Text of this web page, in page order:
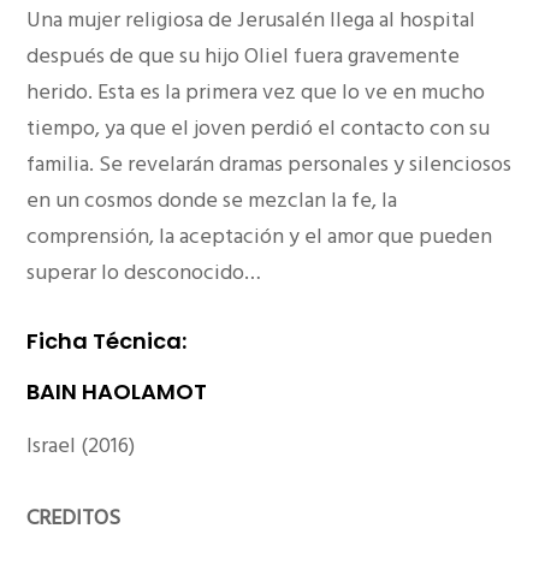
Una mujer religiosa de Jerusalén llega al hospital
después de que su hijo Oliel fuera gravemente
herido. Esta es la primera vez que lo ve en mucho
tiempo, ya que el joven perdió el contacto con su
familia. Se revelarán dramas personales y silenciosos
en un cosmos donde se mezclan la fe, la
comprensión, la aceptación y el amor que pueden
superar lo desconocido…
Ficha Técnica:
BAIN HAOLAMOT
Israel (2016)
CREDITOS